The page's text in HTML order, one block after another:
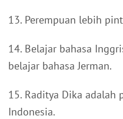
13. Perempuan lebih
14. Belajar bahasa
belajar bahasa Jerman.
15. Raditya Dika
Indonesia.